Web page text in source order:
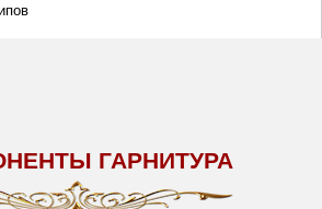
ГАРНИТУРА